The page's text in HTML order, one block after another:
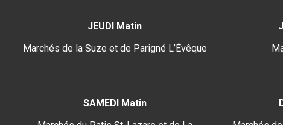
JEUDI Matin
Marchés de la Suze et de Parigné L’Évêque
SAMEDI Matin